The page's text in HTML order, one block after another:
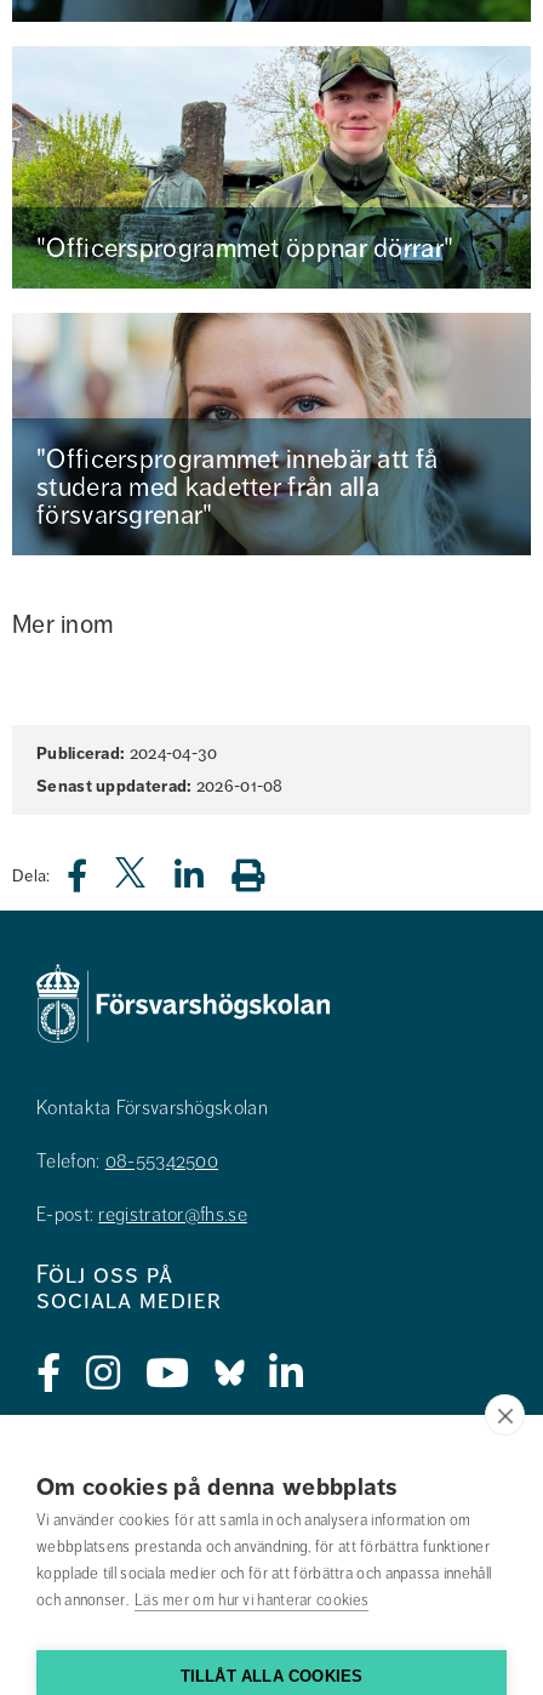
Om cookies på denna webbplats
Vi använder cookies för att samla in och analysera information om
webbplatsens prestanda och användning, för att förbättra funktioner
kopplade till sociala medier och för att förbättra och anpassa innehåll
och annonser. Läs mer om hur vi hanterar cookies
TILLÅT ALLA COOKIES
"Officersprogrammet öppnar dörrar"
"Officersprogrammet innebär att få
studera med kadetter från alla
försvarsgrenar"
Mer inom
Sidinformation
Publicerad: 2024-04-30
Senast uppdaterad: 2026-01-08
Dela:
Kontakta Försvarshögskolan
Telefon: 08-55342500
E-post: registrator@fhs.se
Följ oss på
sociala medier
Jobba hos oss
Nyhetsbrev
Om webbplatsen